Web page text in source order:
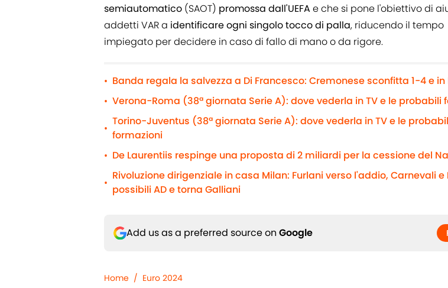
semiautomatico (SAOT) promossa dall'UEFA e che si pone l'obiettivo di
addetti VAR a identificare ogni singolo tocco di palla, riducendo il tempo
impiegato per decidere in caso di fallo di mano o da rigore.
• Banda regala la salvezza a Di Francesco: Cremonese sconfitta 1-4 e in
• Verona-Roma (38ª giornata Serie A): dove vederla in TV e le probabili
•
Torino-Juventus (38ª giornata Serie A): dove vederla in TV e le
formazioni
• De Laurentiis respinge una proposta di 2 miliardi per la cessione del
•
Rivoluzione dirigenziale in casa Milan: Furlani verso l'addio, Carnevali e
possibili AD e torna Galliani
Add us as a preferred source on Google
Home / Euro 2024